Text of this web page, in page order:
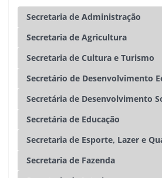
Secretaria de Administração
Secretaria de Agricultura
Secretaria de Cultura e Turismo
Secretário de Desenvolvimento
Secretária de Desenvolvimento
Secretária de Educação
Secretaria de Esporte, Lazer e
Secretaria de Fazenda